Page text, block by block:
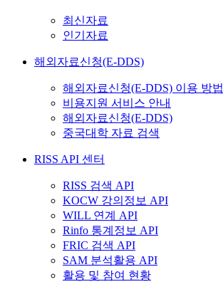
최신자료
인기자료
해외자료신청(E-DDS)
해외자료신청(E-DDS) 이용 방법
비용지원 서비스 안내
해외자료신청(E-DDS)
중국대학 자료 검색
RISS API 센터
RISS 검색 API
KOCW 강의정보 API
WILL 연계 API
Rinfo 통계정보 API
FRIC 검색 API
SAM 분석활용 API
활용 및 참여 현황